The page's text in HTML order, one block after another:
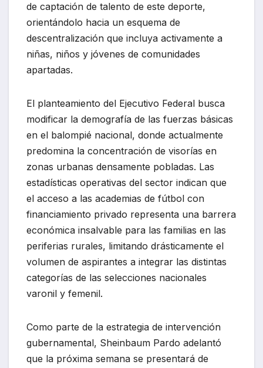
de captación de talento de este deporte,
orientándolo hacia un esquema de
descentralización que incluya activamente a
niñas, niños y jóvenes de comunidades
apartadas.
El planteamiento del Ejecutivo Federal busca
modificar la demografía de las fuerzas básicas
en el balompié nacional, donde actualmente
predomina la concentración de visorías en
zonas urbanas densamente pobladas. Las
estadísticas operativas del sector indican que
el acceso a las academias de fútbol con
financiamiento privado representa una barrera
económica insalvable para las familias en las
periferias rurales, limitando drásticamente el
volumen de aspirantes a integrar las distintas
categorías de las selecciones nacionales
varonil y femenil.
Como parte de la estrategia de intervención
gubernamental, Sheinbaum Pardo adelantó
que la próxima semana se presentará de